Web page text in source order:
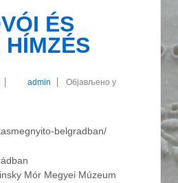
ÉS
admin
Објављено у
belgradban/
Mór Megyei Múzeum